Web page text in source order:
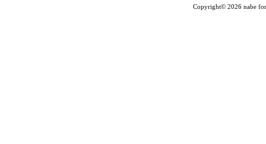
Copyright© 2026 nabe